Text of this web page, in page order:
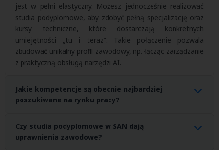
jest w pełni elastyczny. Możesz jednocześnie realizować
studia podyplomowe, aby zdobyć pełną specjalizację oraz
kursy techniczne, które dostarczają konkretnych
umiejętności „tu i teraz”. Takie połączenie pozwala
zbudować unikalny profil zawodowy, np. łącząc zarządzanie
z praktyczną obsługą narzędzi AI.
Jakie kompetencje są obecnie najbardziej
poszukiwane na rynku pracy?
kompetencje z obszarucyberbezpieczeństwa, ochrony
danych (RODO), zrównoważonego rozwoju (ESG) oraz
Czy studia podyplomowe w SAN dają
uprawnienia zawodowe?